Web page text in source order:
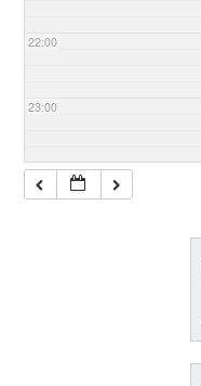
22:00
23:00